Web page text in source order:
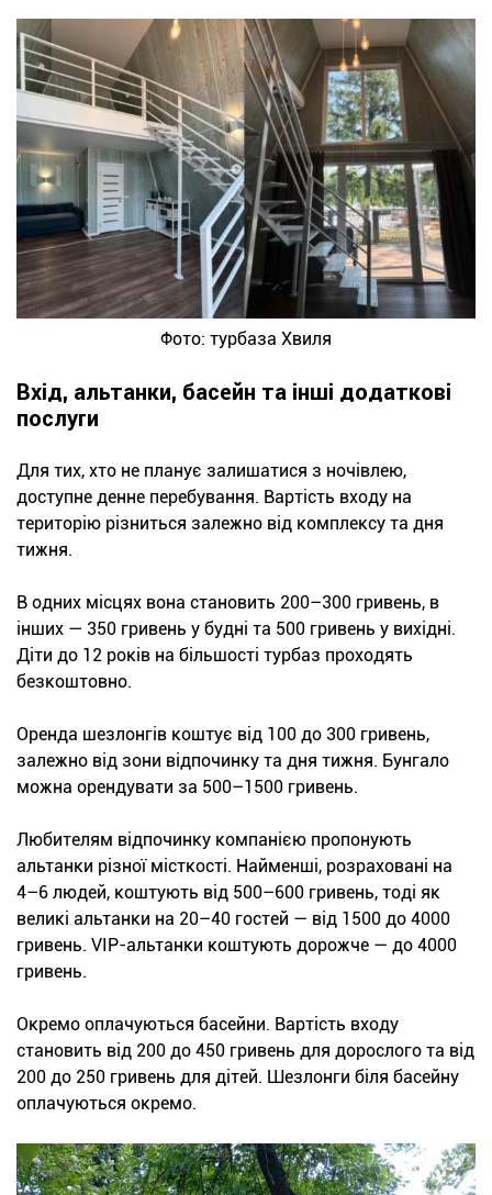
Фото: турбаза Хвиля
Вхід, альтанки, басейн та інші додаткові
послуги
Для тих, хто не планує залишатися з ночівлею,
доступне денне перебування. Вартість входу на
територію різниться залежно від комплексу та дня
тижня.
В одних місцях вона становить 200–300 гривень, в
інших — 350 гривень у будні та 500 гривень у вихідні.
Діти до 12 років на більшості турбаз проходять
безкоштовно.
Оренда шезлонгів коштує від 100 до 300 гривень,
залежно від зони відпочинку та дня тижня. Бунгало
можна орендувати за 500–1500 гривень.
Любителям відпочинку компанією пропонують
альтанки різної місткості. Найменші, розраховані на
4–6 людей, коштують від 500–600 гривень, тоді як
великі альтанки на 20–40 гостей — від 1500 до 4000
гривень. VIP-альтанки коштують дорожче — до 4000
гривень.
Окремо оплачуються басейни. Вартість входу
становить від 200 до 450 гривень для дорослого та від
200 до 250 гривень для дітей. Шезлонги біля басейну
оплачуються окремо.